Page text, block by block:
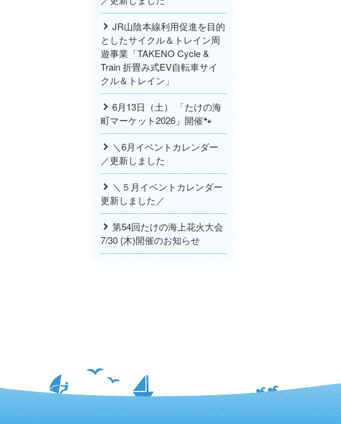
JR山陰本線利用促進を目的
としたサイクル＆トレイン周
遊事業「TAKENO Cycle &
Train 折畳み式EV自転車サイ
クル＆トレイン」
6月13日（土） 「たけの海
町マーケット2026」開催🐾
＼6月イベントカレンダー
／更新しました
＼５月イベントカレンダー
更新しました／
第54回たけの海上花火大会
7/30 (木)開催のお知らせ